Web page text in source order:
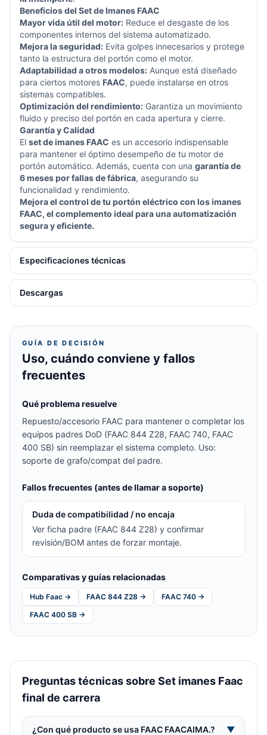
Beneficios del Set de Imanes FAAC
Mayor vida útil del motor: Reduce el desgaste de los
componentes internos del sistema automatizado.
Mejora la seguridad: Evita golpes innecesarios y protege
tanto la estructura del portón como el motor.
Adaptabilidad a otros modelos: Aunque está diseñado
para ciertos motores FAAC, puede instalarse en otros
sistemas compatibles.
Optimización del rendimiento: Garantiza un movimiento
fluido y preciso del portón en cada apertura y cierre.
Garantía y Calidad
El set de imanes FAAC es un accesorio indispensable
para mantener el óptimo desempeño de tu motor de
portón automático. Además, cuenta con una garantía de
6 meses por fallas de fábrica, asegurando su
funcionalidad y rendimiento.
Mejora el control de tu portón eléctrico con los imanes
FAAC, el complemento ideal para una automatización
segura y eficiente.
Especificaciones técnicas
Descargas
GUÍA DE DECISIÓN
Uso, cuándo conviene y fallos
frecuentes
Qué problema resuelve
Repuesto/accesorio FAAC para mantener o completar los
equipos padres DoD (FAAC 844 Z28, FAAC 740, FAAC
400 SB) sin reemplazar el sistema completo. Uso:
soporte de grafo/compat del padre.
Fallos frecuentes (antes de llamar a soporte)
Duda de compatibilidad / no encaja
Ver ficha padre (FAAC 844 Z28) y confirmar
revisión/BOM antes de forzar montaje.
Comparativas y guías relacionadas
Hub Faac → FAAC 844 Z28 →
FAAC 740 →
FAAC 400 SB →
Preguntas técnicas sobre Set imanes Faac
final de carrera
¿Con qué producto se usa FAAC FAACAIMA.? ▼